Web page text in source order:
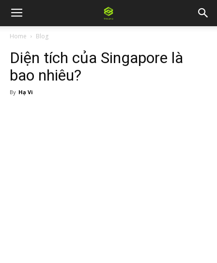
Home Blog
Diện tích của Singapore là
bao nhiêu?
By Hạ Vi